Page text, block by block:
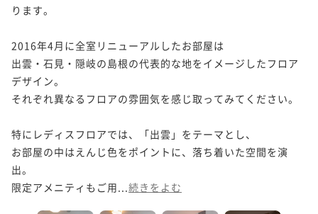
ります。
2016年4月に全室リニューアルしたお部屋は
出雲・石見・隠岐の島根の代表的な地をイメージしたフロア
デザイン。
それぞれ異なるフロアの雰囲気を感じ取ってみてください。
特にレディスフロアでは、「出雲」をテーマとし、
お部屋の中はえんじ色をポイントに、落ち着いた空間を演
出。
限定アメニティもご用... 続きをよむ